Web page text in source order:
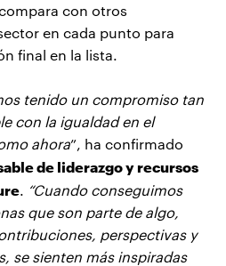
con otros
en cada punto para
final en la lista.
tenido un compromiso tan
con la igualdad en el
ahora”, ha confirmado
de liderazgo y recursos
. “Cuando conseguimos
que son parte de algo,
perspectivas y
se sienten más inspiradas